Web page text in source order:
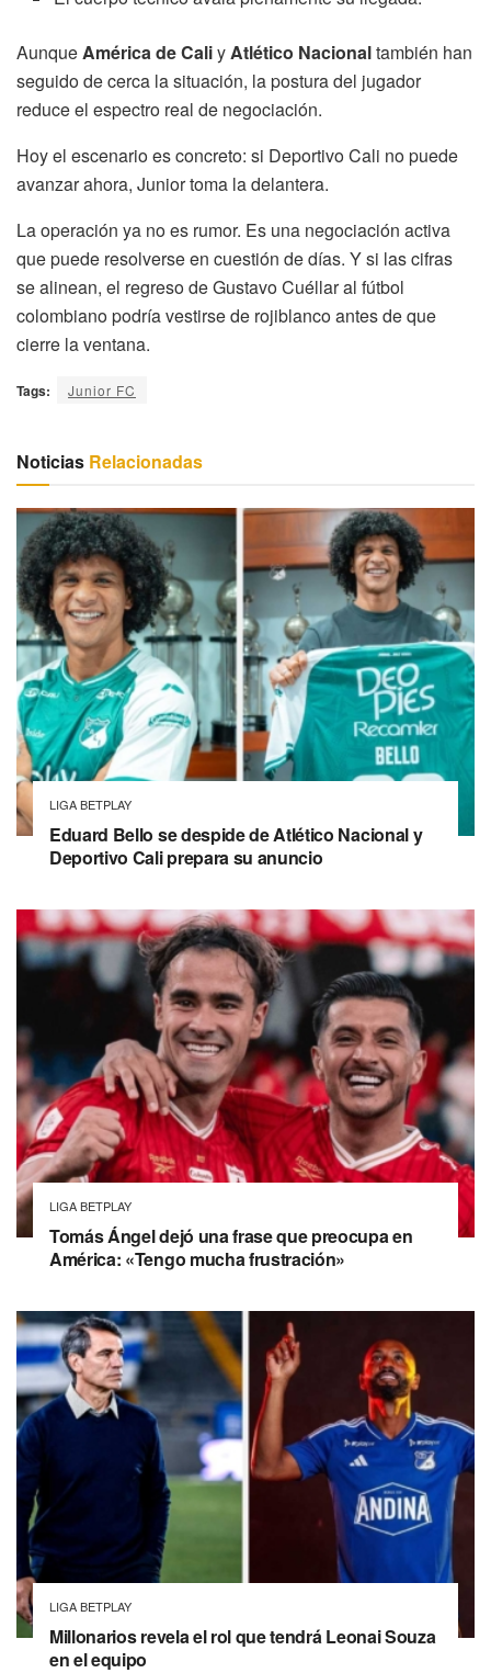
AunqueAmérica de CaliyAtlético Nacionaltambién han
seguido de cerca la situación, la postura del jugador
reduce el espectro real de negociación.
Hoy el escenario es concreto: si Deportivo Cali no puede
avanzar ahora, Junior toma la delantera.
La operación ya no es rumor. Es una negociación activa
que puede resolverse en cuestión de días. Y si las cifras
se alinean, el regreso de Gustavo Cuéllar al fútbol
colombiano podría vestirse de rojiblanco antes de que
cierre la ventana.
Tags: Junior FC
Noticias Relacionadas
LIGA BETPLAY
Eduard Bello se despide de Atlético Nacional y
Deportivo Cali prepara su anuncio
LIGA BETPLAY
Tomás Ángel dejó una frase que preocupa en
América: «Tengo mucha frustración»
LIGA BETPLAY
Millonarios revela el rol que tendrá Leonai Souza
en el equipo